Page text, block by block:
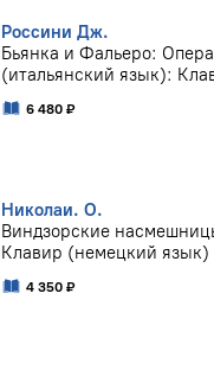
Россини Дж.
Бьянка и Фальеро: Опера
(итальянский язык):
6 480 ₽
Николаи. О.
Виндзорские
Клавир (немецкий язык)
4 350 ₽